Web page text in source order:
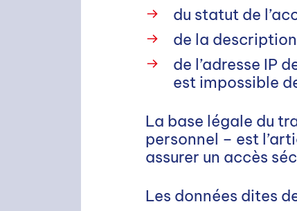
du statut de
de la
de l’adresse IP
est impossible
La base légale du
personnel – est
assurer un accès
Les données dites